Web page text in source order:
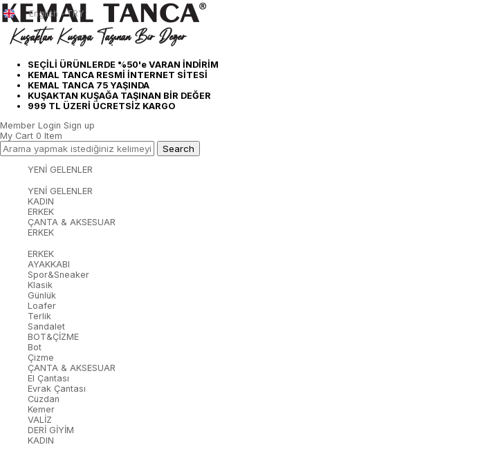
SEÇİLİ ÜRÜNLERDE %50'e VARAN İNDİRİM
KEMAL TANCA RESMİ İNTERNET SİTESİ
KEMAL TANCA 75 YAŞINDA
KUŞAKTAN KUŞAĞA TAŞINAN BİR DEĞER
999 TL ÜZERİ ÜCRETSİZ KARGO
English - TRY
Member Login Sign up
My Cart 0 Item
YENİ GELENLER
YENİ GELENLER
KADIN
ERKEK
ÇANTA & AKSESUAR
ERKEK
ERKEK
AYAKKABI
Spor&Sneaker
Klasik
Günlük
Loafer
Terlik
Sandalet
BOT&ÇİZME
Bot
Çizme
ÇANTA & AKSESUAR
El Çantası
Evrak Çantası
Cüzdan
Kemer
VALİZ
DERİ GİYİM
KADIN